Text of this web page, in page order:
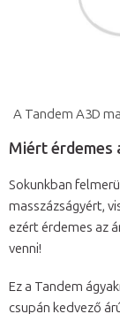
A Tandem A3D
Miért érdemes
Sokunkban
masszázságyért,
ezért érdemes az
venni!
Ez a Tandem
csupán kedvező